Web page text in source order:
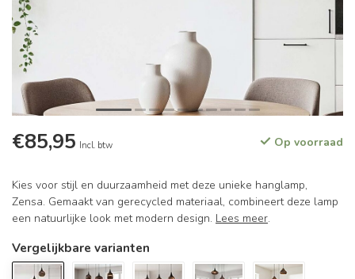
€85,95 Incl. btw Op voorraad
Kies voor stijl en duurzaamheid met deze unieke hanglamp,
Zensa. Gemaakt van gerecycled materiaal, combineert deze lamp
een natuurlijke look met modern design. Lees meer.
Vergelijkbare varianten